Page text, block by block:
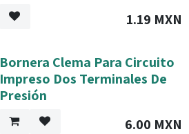
1.19 MXN
Bornera Clema Para Circuito
Impreso Dos Terminales De
Presión
6.00 MXN